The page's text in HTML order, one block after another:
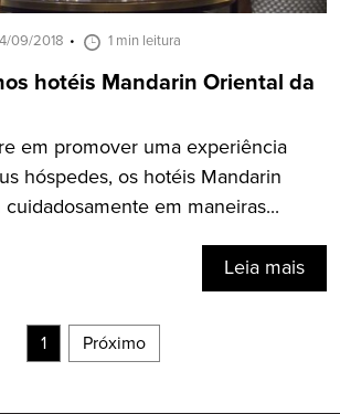
09/2018 1 min leitura
hotéis Mandarin Oriental da
em promover uma experiência
hóspedes, os hotéis Mandarin
em maneiras...
Leia mais
1 Próximo